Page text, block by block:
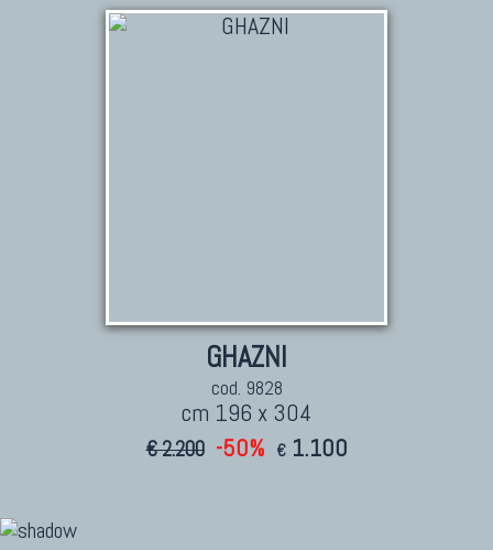
GHAZNI
cod. 9828
cm 196 x 304
€ 2.200 -50% € 1.100